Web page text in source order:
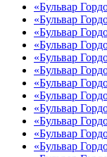
«Бульвар
«Бульвар
«Бульвар
«Бульвар
«Бульвар
«Бульвар
«Бульвар
«Бульвар
«Бульвар
«Бульвар
«Бульвар
«Бульвар